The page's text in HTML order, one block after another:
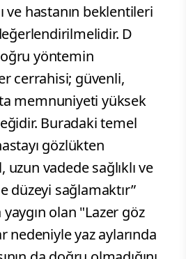
ve hastanın beklentileri
D
yöntemin
cerrahisi; güvenli,
memnuniyeti yüksek
Buradaki temel
gözlükten
vadede sağlıklı ve
düzeyi sağlamaktır”
olan "Lazer göz
nedeniyle yaz aylarında